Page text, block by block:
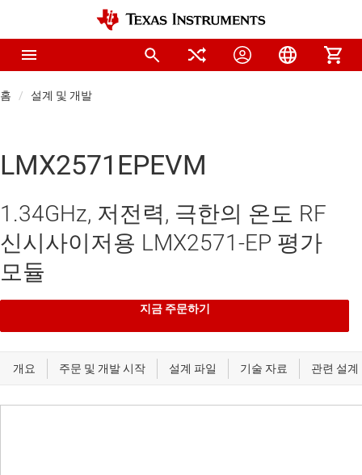
홈 설계 및 개발
LMX2571EPEVM
1.34GHz, 저전력, 극한의 온도 RF
신시사이저용 LMX2571-EP 평가
모듈
지금 주문하기